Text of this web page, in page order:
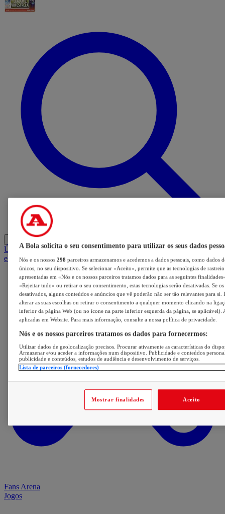
ÚltimasMercadoOpiniãoiGaming HubA BOLA SUGEREBarba
e Cabelo
Fans Arena
Jogos
A Bola solicita o seu consentimento para utilizar os seus dados
Nós e os nossos 298 parceiros armazenamos e acedemos a dados pessoais, como dados
únicos, no seu dispositivo. Se selecionar «Aceito», permite que as tecnologias de
apresentadas em «Nós e os nossos parceiros tratamos dados para as seguintes
«Rejeitar tudo» ou retirar o seu consentimento, estas tecnologias serão desativadas. Se
desativados, alguns conteúdos e anúncios que vê poderão não ser tão relevantes para si.
alterar as suas escolhas ou retirar o consentimento a qualquer momento clicando na
inferior da página Web (ou no ícone na parte inferior esquerda da página, se aplicável).
aplicadas em Website. Para mais informação, consulte a nossa política de privacidade.
Nós e os nossos parceiros tratamos os dados para fornecermos:
Utilizar dados de geolocalização precisos. Procurar ativamente as características do
Armazenar e/ou aceder a informações num dispositivo. Publicidade e conteúdos
publicidade e conteúdos, estudos de audiência e desenvolvimento de serviços.
Lista de parceiros (fornecedores)
Mostrar finalidades Aceito